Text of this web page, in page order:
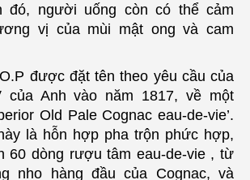
đó, người uống còn có thể cảm
vị của mùi mật ong và cam
được đặt tên theo yêu cầu của
của Anh vào năm 1817, về một
Old Pale Cognac eau-de-vie’.
là hỗn hợp pha trộn phức hợp,
60 dòng rượu tâm eau-de-vie , từ
nho hàng đầu của Cognac, và